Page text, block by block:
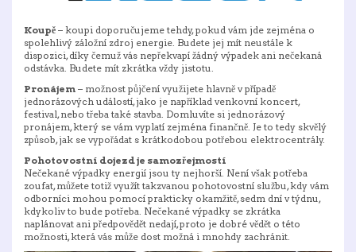
Koupě – koupi doporučujeme tehdy, pokud vám jde zejména o
spolehlivý záložní zdroj energie. Budete jej mít neustále k
dispozici, díky čemuž vás nepřekvapí žádný výpadek ani nečekaná
odstávka. Budete mít zkrátka vždy jistotu.
Pronájem – možnost půjčení využijete hlavně v případě
jednorázových událostí, jako je například venkovní koncert,
festival, nebo třeba také stavba. Domluvíte si jednorázový
pronájem, který se vám vyplatí zejména finančně. Je to tedy skvělý
způsob, jak se vypořádat s krátkodobou potřebou elektrocentrály.
Pohotovostní dojezd je samozřejmostí
Nečekané výpadky energií jsou ty nejhorší. Není však potřeba
zoufat, můžete totiž využít takzvanou pohotovostní službu, kdy vám
odborníci mohou pomocí prakticky okamžitě, sedm dní v týdnu,
kdykoliv to bude potřeba. Nečekané výpadky se zkrátka
naplánovat ani předpovědět nedají, proto je dobré vědět o této
možnosti, která vás může dost možná i mnohdy zachránit.